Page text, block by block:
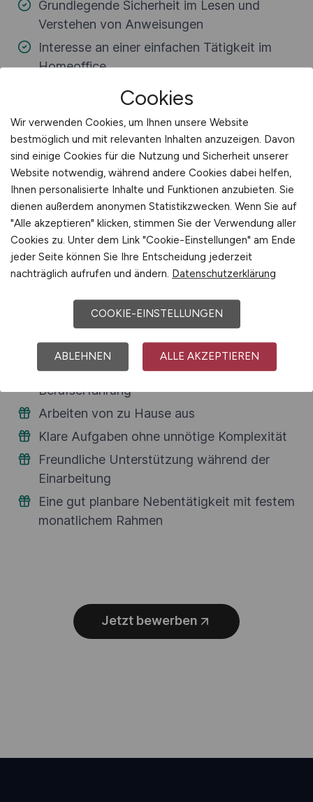
Cookies
Wir verwenden Cookies, um Ihnen unsere Website
bestmöglich und mit relevanten Inhalten anzuzeigen. Davon
sind einige Cookies für die Nutzung und Sicherheit unserer
Website notwendig, während andere Cookies dabei helfen,
Ihnen personalisierte Inhalte und Funktionen anzubieten. Sie
dienen außerdem anonymen Statistikzwecken. Wenn Sie auf
"Alle akzeptieren" klicken, stimmen Sie der Verwendung aller
Cookies zu. Unter dem Link "Cookie-Einstellungen" am Ende
jeder Seite können Sie Ihre Entscheidung jederzeit
nachträglich aufrufen und ändern. Datenschutzerklärung
COOKIE-EINSTELLUNGEN
ABLEHNEN ALLE AKZEPTIEREN